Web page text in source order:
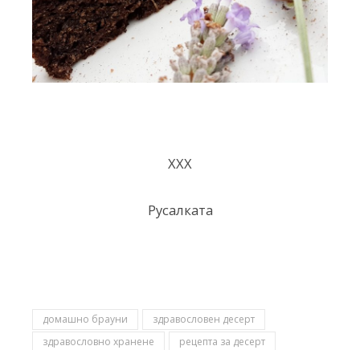
ХХХ
Русалката
домашно брауни
здравословен десерт
здравословно хранене
рецепта за десерт